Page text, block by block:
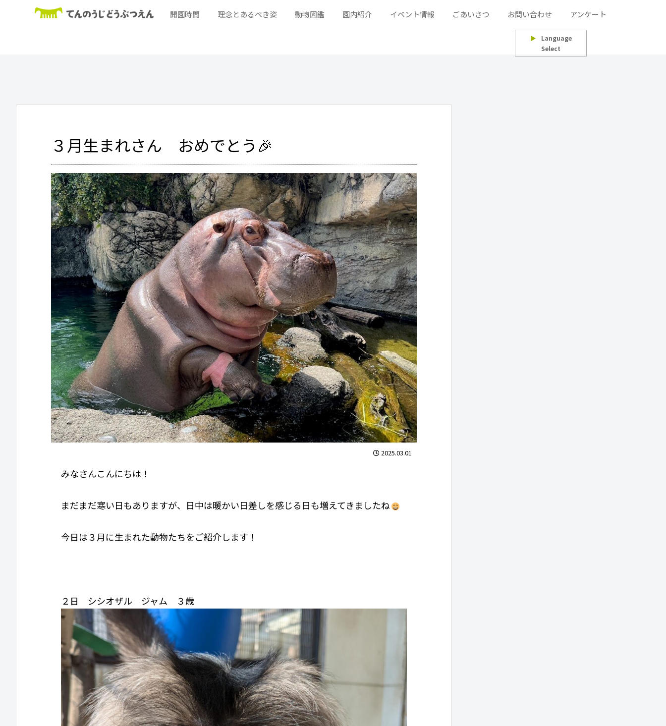
開園時間 理念とあるべき姿 動物図鑑 園内紹介 イベント情報 ごあいさつ お問い合わせ アンケート
▶
Language
Select
３月生まれさん おめでとう🎉
2025.03.01
みなさんこんにちは！
まだまだ寒い日もありますが、日中は暖かい日差しを感じる日も増えてきましたね
今日は３月に生まれた動物たちをご紹介します！
２日 シシオザル ジャム ３歳